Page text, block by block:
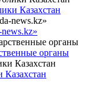
Казахстан
органы
Казахстан